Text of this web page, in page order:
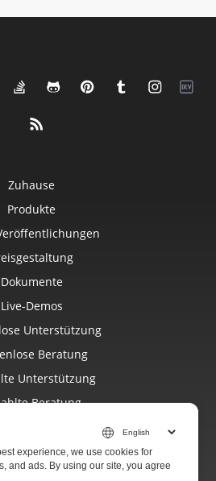
Zuhause
Produkte
Dokumente
Live-Demos
Unterstützung
Beratung
Unterstützung
Beratung
Webseiten
experience, we use cookies for
and ads. By using our site, you agree